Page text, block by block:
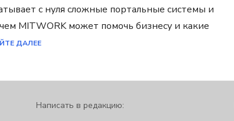
с нуля сложные портальные системы и
MITWORK может помочь бизнесу и какие
ДАЛЕЕ
Написать в редакцию: